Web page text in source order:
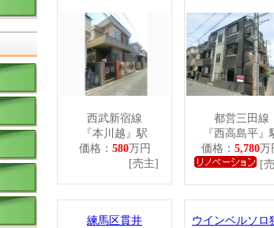
西武新宿線
『本川越』駅
価格： 580万円
[売主]
都営三田線
『西高島平』
価格： 5,780万
[
練馬区貫井
ウインベルソロ